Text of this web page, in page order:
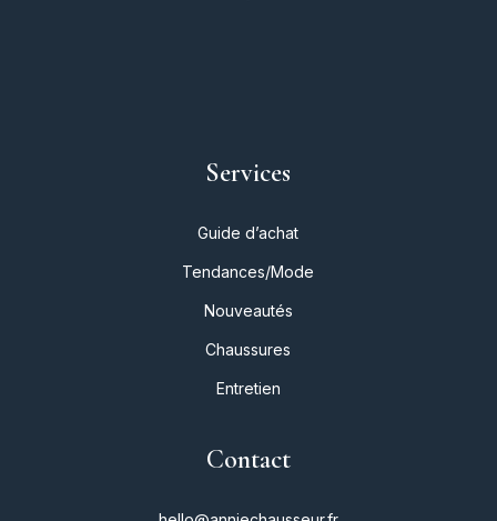
Services
Guide d’achat
Tendances/Mode
Nouveautés
Chaussures
Entretien
Contact